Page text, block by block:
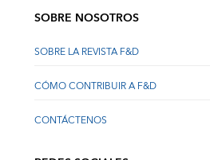
SOBRE NOSOTROS
SOBRE LA REVISTA F&D
CÓMO CONTRIBUIR A F&D
CONTÁCTENOS